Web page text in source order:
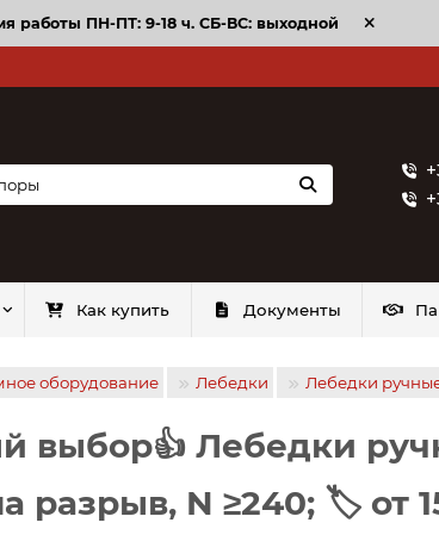
работы ПН-ПТ: 9-18 ч. CБ-ВС: выходной
Как купить Документы
оборудование Лебедки Лебедки
выбор👍 Лебедки
разрыв, N ≥240; 🏷️ от